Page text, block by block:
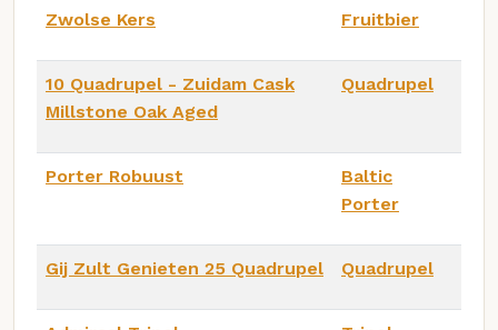
Zwolse Kers Fruitbier
10 Quadrupel - Zuidam Cask
Millstone Oak Aged
Quadrupel
Porter Robuust
Baltic
Porter
Gij Zult Genieten 25 Quadrupel Quadrupel